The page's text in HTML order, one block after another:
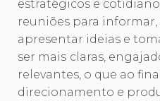
estratégicos e
reuniões para
apresentar ideias e
ser mais claras,
relevantes, o que ao
direcionamento e